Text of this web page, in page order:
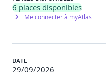
6 places disponibles
Me connecter à myAtlas
DATE
29/09/2026